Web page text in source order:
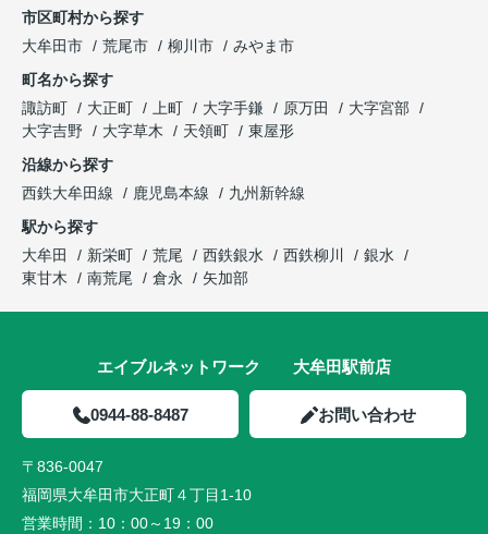
市区町村から探す
大牟田市
荒尾市 柳川市
みやま市
町名から探す
諏訪町
大正町 上町 大字手鎌 原万田
大字宮部
大字吉野
大字草木 天領町
東屋形
沿線から探す
西鉄大牟田線
鹿児島本線
九州新幹線
駅から探す
大牟田
新栄町 荒尾 西鉄銀水 西鉄柳川
銀水
東甘木
南荒尾 倉永 矢加部
エイブルネットワーク 大牟田駅前店
0944-88-8487 お問い合わせ
〒836-0047
福岡県大牟田市大正町４丁目1-10
営業時間： 10：00～19：00